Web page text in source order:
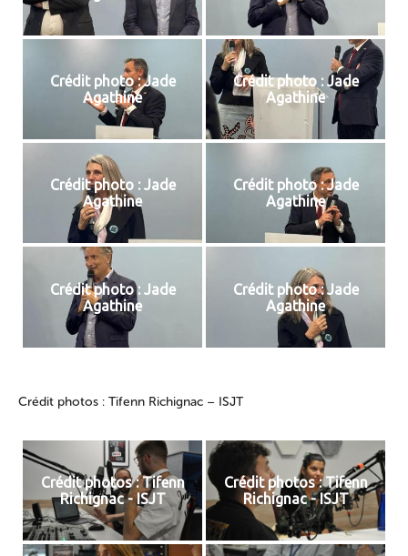
Crédit photo : Jade
Agathine
Crédit photo : Jade
Agathine
Crédit photo : Jade
Agathine
Crédit photo : Jade
Agathine
Crédit photo : Jade
Agathine
Crédit photo : Jade
Agathine
Crédit photos : Tifenn Richignac – ISJT
Crédit photos : Tifenn
Richignac - ISJT
Crédit photos : Tifenn
Richignac - ISJT